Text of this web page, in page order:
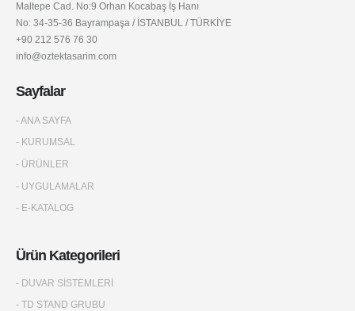
Maltepe Cad. No:9 Orhan Kocabaş İş Hanı
No: 34-35-36 Bayrampaşa / İSTANBUL / TÜRKİYE
+90 212 576 76 30
info@oztektasarim.com
Sayfalar
- ANA SAYFA
- KURUMSAL
- ÜRÜNLER
- UYGULAMALAR
- E-KATALOG
Ürün Kategorileri
- DUVAR SİSTEMLERİ
- TD STAND GRUBU